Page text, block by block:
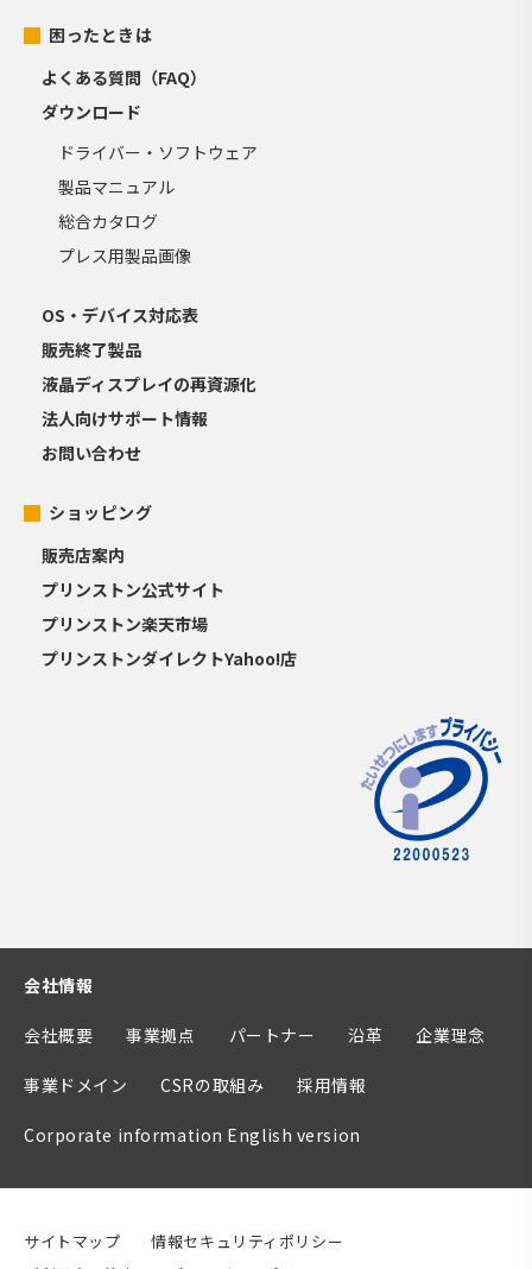
困ったときは
よくある質問（FAQ）
ダウンロード
ドライバー・ソフトウェア
製品マニュアル
総合カタログ
プレス用製品画像
OS・デバイス対応表
販売終了製品
液晶ディスプレイの再資源化
法人向けサポート情報
お問い合わせ
ショッピング
販売店案内
プリンストン公式サイト
プリンストン楽天市場
プリンストンダイレクトYahoo!店
会社情報
会社概要 事業拠点 パートナー 沿革 企業理念
事業ドメイン CSRの取組み 採用情報
Corporate information English version
サイトマップ
情報セキュリティポリシー